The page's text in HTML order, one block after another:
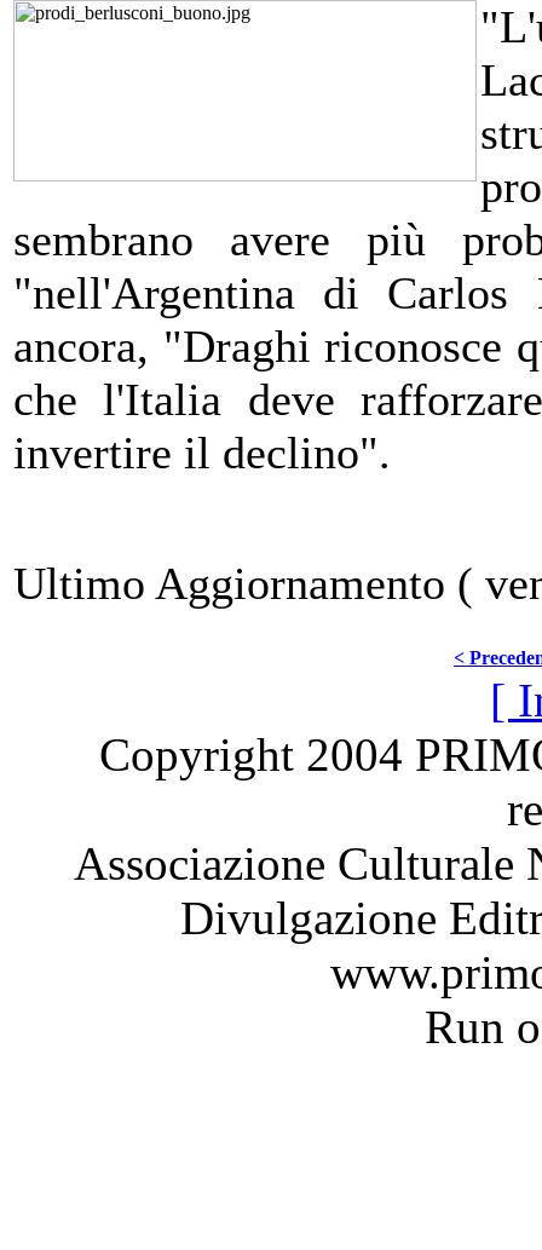
sembrano avere più
"nell'Argentina di Carlos
ancora, "Draghi riconosce
che l'Italia deve
invertire il declino".
Ultimo Aggiornamento (
<
[
Copyright 2004
Associazione
Divulgazione
Run